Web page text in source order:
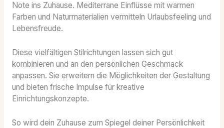
Note ins Zuhause. Mediterrane Einflüsse mit warmen
Farben und Naturmaterialien vermitteln Urlaubsfeeling und
Lebensfreude.
Diese vielfältigen Stilrichtungen lassen sich gut
kombinieren und an den persönlichen Geschmack
anpassen. Sie erweitern die Möglichkeiten der Gestaltung
und bieten frische Impulse für kreative
Einrichtungskonzepte.
So wird dein Zuhause zum Spiegel deiner Persönlichkeit